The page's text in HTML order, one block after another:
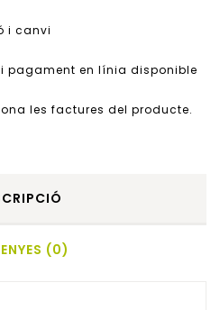
i canvi
pagament en línia disponible
les factures del producte.
(0)